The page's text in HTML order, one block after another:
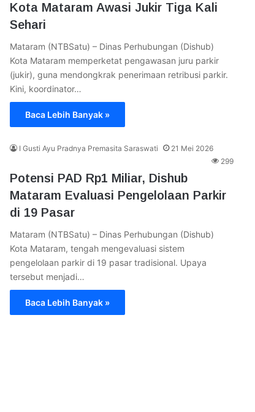
Kota Mataram Awasi Jukir Tiga Kali
Sehari
Mataram (NTBSatu) – Dinas Perhubungan (Dishub)
Kota Mataram memperketat pengawasan juru parkir
(jukir), guna mendongkrak penerimaan retribusi parkir.
Kini, koordinator…
Baca Lebih Banyak »
I Gusti Ayu Pradnya Premasita Saraswati
21 Mei 2026
299
Potensi PAD Rp1 Miliar, Dishub
Mataram Evaluasi Pengelolaan Parkir
di 19 Pasar
Mataram (NTBSatu) – Dinas Perhubungan (Dishub)
Kota Mataram, tengah mengevaluasi sistem
pengelolaan parkir di 19 pasar tradisional. Upaya
tersebut menjadi…
Baca Lebih Banyak »